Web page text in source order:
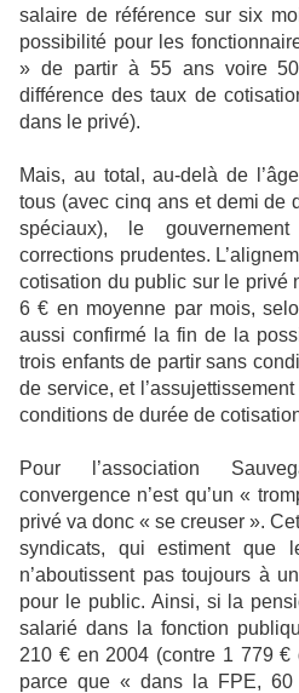
salaire de référence sur six
possibilité pour les
» de partir à 55 ans voire
différence des taux de
dans le privé).
Mais, au total, au-delà de
tous (avec cinq ans et demi de
spéciaux), le
corrections prudentes.
cotisation du public sur le privé
6 € en moyenne par mois,
aussi confirmé la fin de la
trois enfants de partir sans
de service, et
conditions de durée de
Pour l’association
convergence n’est qu’un «
privé va donc « se creuser ».
syndicats, qui estiment que
n’aboutissent pas toujours à
pour le public. Ainsi, si la
salarié dans la fonction
210 € en 2004 (contre 1 779 €
parce que « dans la FPE,